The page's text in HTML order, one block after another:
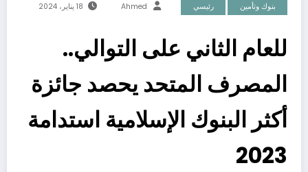
بنوك وتأمين رئيسي Ahmed 18 يناير، 2024
للعام الثاني على التوالي..
المصرف المتحد يحصد جائزة
أكثر البنوك الإسلامية استدامة
2023